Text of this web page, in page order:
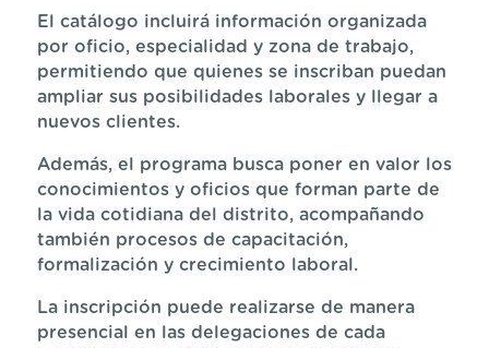
El catálogo incluirá información organizada
por oficio, especialidad y zona de trabajo,
permitiendo que quienes se inscriban puedan
ampliar sus posibilidades laborales y llegar a
nuevos clientes.
Además, el programa busca poner en valor los
conocimientos y oficios que forman parte de
la vida cotidiana del distrito, acompañando
también procesos de capacitación,
formalización y crecimiento laboral.
La inscripción puede realizarse de manera
presencial en las delegaciones de cada